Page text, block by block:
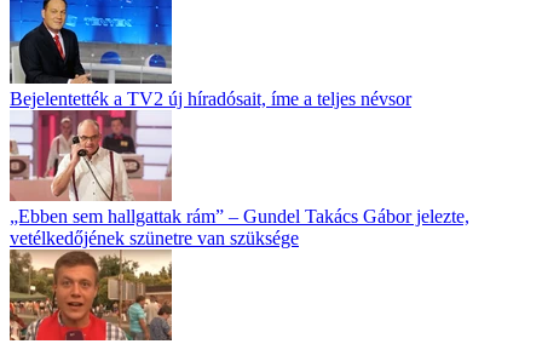
Bejelentették a TV2 új híradósait, íme a teljes névsor
„Ebben sem hallgattak rám” – Gundel Takács Gábor jelezte,
vetélkedőjének szünetre van szüksége